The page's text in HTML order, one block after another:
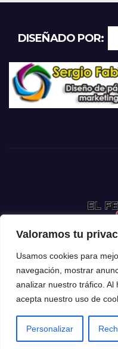
Valoramos tu
Usamos cookies para
navegación, mostrar
analizar nuestro tráfico. Al
acepta nuestro uso de
Personalizar
DISEÑADO POR:
Funciona gracias a
Inicio Mendoza
Espectáculos